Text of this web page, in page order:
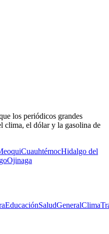
los periódicos grandes
clima, el dólar y la gasolina de
CuauhtémocHidalgo del
Ojinaga
EducaciónSaludGeneralClima